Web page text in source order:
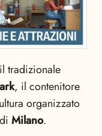
tradizionale
, il contenitore
organizzato
di Milano.